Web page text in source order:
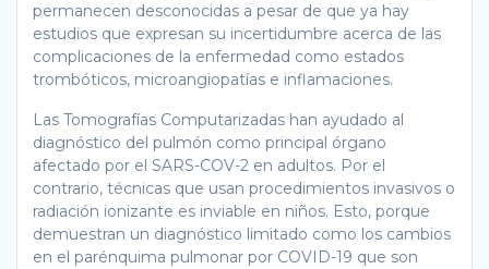
permanecen desconocidas a pesar de que ya hay
estudios que expresan su incertidumbre acerca de las
complicaciones de la enfermedad como estados
trombóticos, microangiopatías e inflamaciones.
Las Tomografías Computarizadas han ayudado al
diagnóstico del pulmón como principal órgano
afectado por el SARS-COV-2 en adultos. Por el
contrario, técnicas que usan procedimientos invasivos o
radiación ionizante es inviable en niños. Esto, porque
demuestran un diagnóstico limitado como los cambios
en el parénquima pulmonar por COVID-19 que son